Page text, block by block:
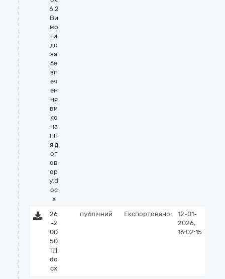
6.2
Ви
мо
ги
до
за
бе
зп
еч
ен
ня
ви
ко
на
нн
я д
ог
ов
ор
у.d
oc
x
26
-2
00
50
ТД.
do
cx
публічний Експортовано:
12-01-
2026,
16:02:15